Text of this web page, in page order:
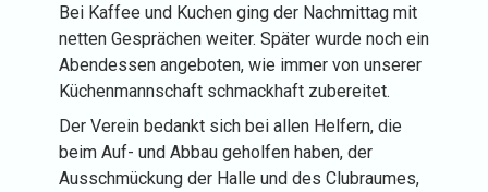
Bei Kaffee und Kuchen ging der Nachmittag mit
netten Gesprächen weiter. Später wurde noch ein
Abendessen angeboten, wie immer von unserer
Küchenmannschaft schmackhaft zubereitet.
Der Verein bedankt sich bei allen Helfern, die
beim Auf- und Abbau geholfen haben, der
Ausschmückung der Halle und des Clubraumes,